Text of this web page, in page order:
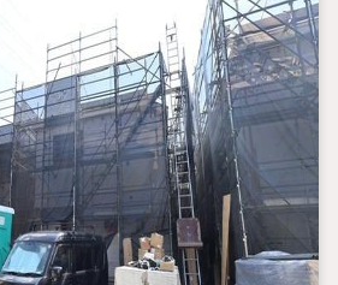
、転職で勤続2ケ月・派遣社員・2重の住宅
ット延滞者・団体生命保険加入不可の方・
）の方母子家庭の方（児童手当の収入合算）
マイカーローン・学資ロ-ンの合算住宅ロ-
渉を致します。30万円100万円ほど値引
ます！